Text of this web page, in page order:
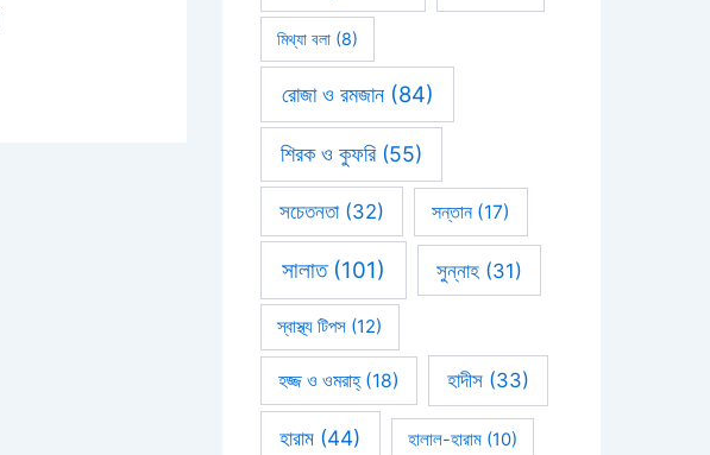
মিথ্যা বলা(8)
রোজা ও রমজান(84)
শিরক ও কুফরি(55)
সচেতনতা(32) সন্তান(17)
সালাত(101) সুন্নাহ(31)
স্বাস্থ্য টিপস (12)
হজ্জ ও ওমরাহ্‌(18) হাদীস (33)
হারাম (44) হালাল-হারাম (10)